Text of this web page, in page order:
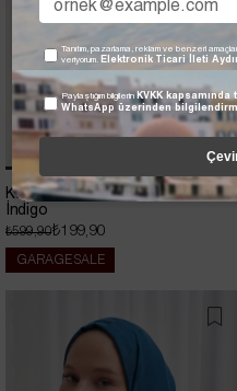
Küpçizgi Jakar İtalyan İpekli Şal
İndigo
₺199,90
₺599,90
GARAGE SALE
Tanıtım, pazarlama, reklam ve benzeri
veriyorum. Elektronik Ticari İleti
Paylaştığım bilgilerin KVKK kapsamında
WhatsApp üzerinden